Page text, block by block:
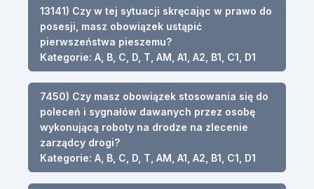
13141) Czy w tej sytuacji skręcając w prawo do
posesji, masz obowiązek ustąpić
pierwszeństwa pieszemu?
Kategorie: A, B, C, D, T, AM, A1, A2, B1, C1, D1
7450) Czy masz obowiązek stosowania się do
poleceń i sygnałów dawanych przez osobę
wykonującą roboty na drodze na zlecenie
zarządcy drogi?
Kategorie: A, B, C, D, T, AM, A1, A2, B1, C1, D1